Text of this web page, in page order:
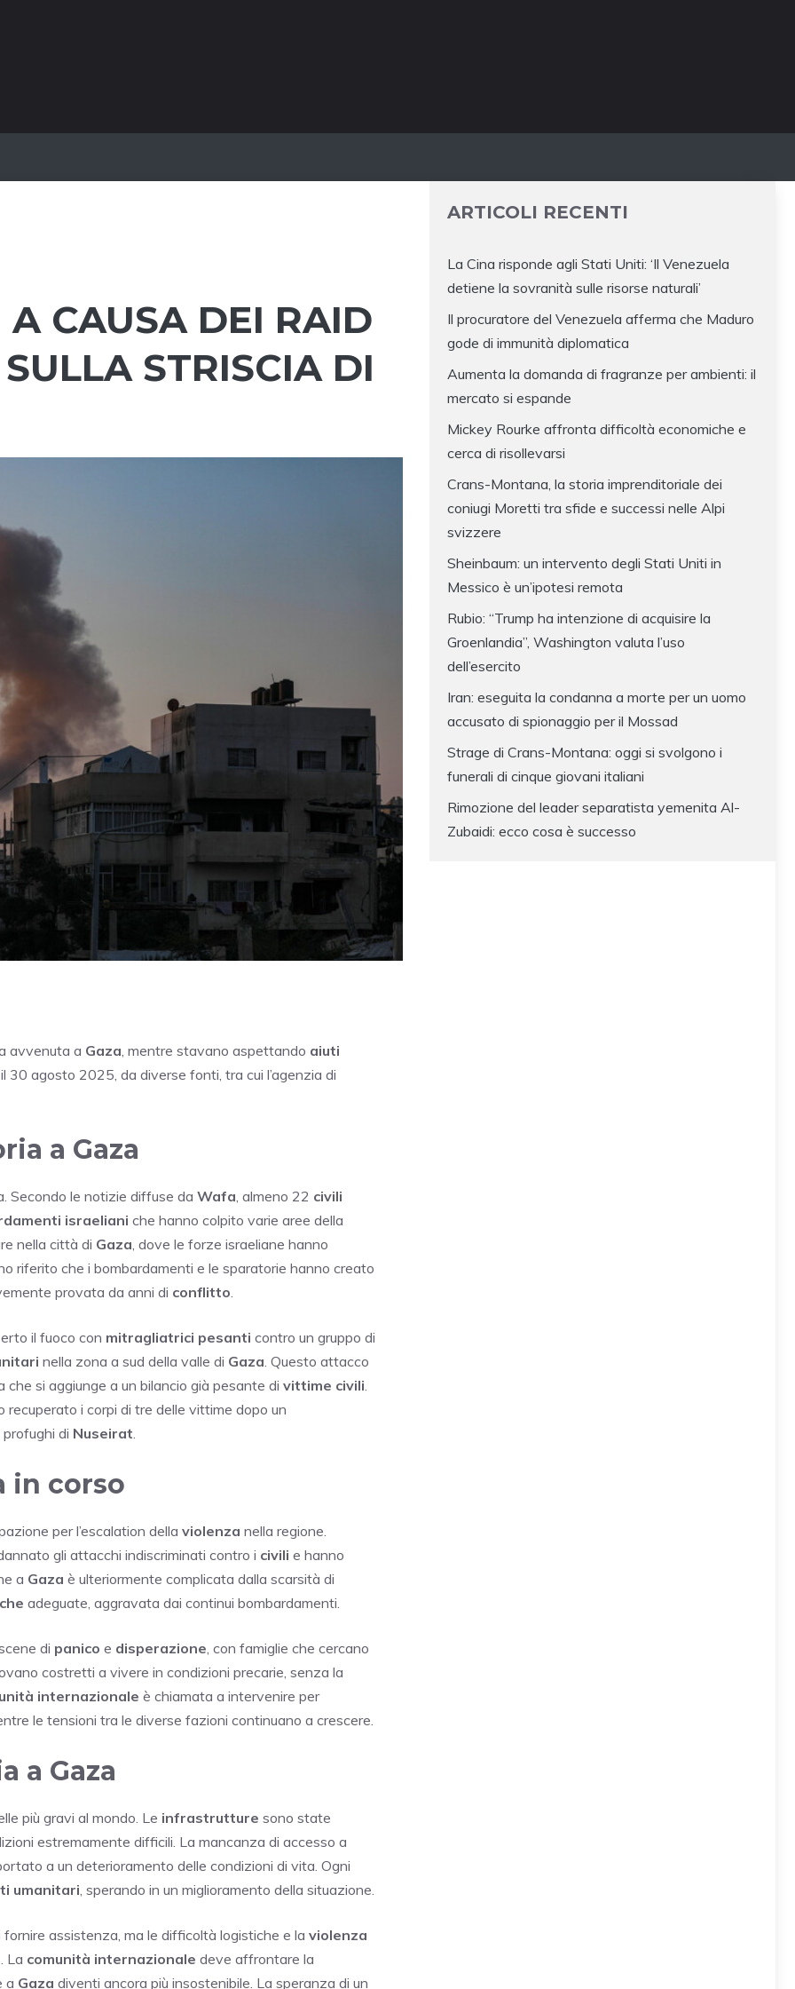
CAUSA DEI RAID
STRISCIA DI
avvenuta a Gaza , mentre stavano aspettando aiuti
agosto 2025, da diverse fonti, tra cui l’agenzia di
a Gaza
Secondo le notizie diffuse da Wafa , almeno 22 civili
israeliani che hanno colpito varie aree della
nella città di Gaza , dove le forze israeliane hanno
riferito che i bombardamenti e le sparatorie hanno creato
provata da anni di conflitto
il fuoco con mitragliatrici pesanti contro un gruppo di
nella zona a sud della valle di Gaza . Questo attacco
si aggiunge a un bilancio già pesante di vittime civili
i corpi di tre delle vittime dopo un
di Nuseirat
in corso
per l’escalation della violenza nella regione.
gli attacchi indiscriminati contro i civili e hanno
a Gaza è ulteriormente complicata dalla scarsità di
adeguate, aggravata dai continui bombardamenti.
di panico e disperazione , con famiglie che cercano
costretti a vivere in condizioni precarie, senza la
internazionale è chiamata a intervenire per
le tensioni tra le diverse fazioni continuano a crescere.
a Gaza
più gravi al mondo. Le infrastrutture sono state
estremamente difficili. La mancanza di accesso a
a un deterioramento delle condizioni di vita. Ogni
umanitari , sperando in un miglioramento della situazione.
assistenza, ma le difficoltà logistiche e la violenza
La comunità internazionale deve affrontare la
a Gaza diventi ancora più insostenibile. La speranza di un
ARTICOLI RECENTI
La Cina risponde agli Stati Uniti: ‘Il Venezuela
detiene la sovranità sulle risorse naturali’
Il procuratore del Venezuela afferma che Maduro
gode di immunità diplomatica
Aumenta la domanda di fragranze per ambienti: il
mercato si espande
Mickey Rourke affronta difficoltà economiche e
cerca di risollevarsi
Crans-Montana, la storia imprenditoriale dei
coniugi Moretti tra sfide e successi nelle Alpi
svizzere
Sheinbaum: un intervento degli Stati Uniti in
Messico è un’ipotesi remota
Rubio: “Trump ha intenzione di acquisire la
Groenlandia”, Washington valuta l’uso
dell’esercito
Iran: eseguita la condanna a morte per un uomo
accusato di spionaggio per il Mossad
Strage di Crans-Montana: oggi si svolgono i
funerali di cinque giovani italiani
Rimozione del leader separatista yemenita Al-
Zubaidi: ecco cosa è successo